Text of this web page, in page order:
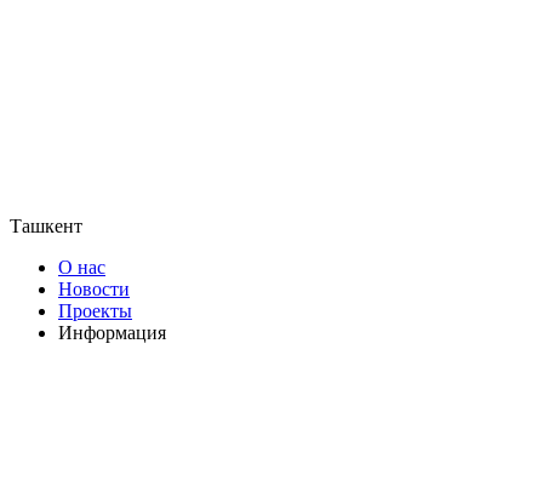
Ташкент
О нас
Новости
Проекты
Информация